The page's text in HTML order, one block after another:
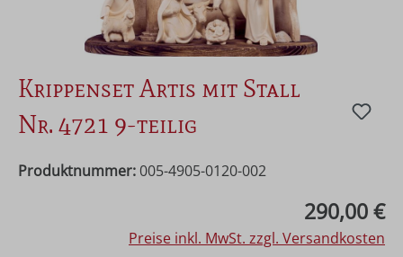
Krippenset Artis mit Stall
Nr. 4721 9-teilig
Produktnummer: 005-4905-0120-002
290,00 €
Preise inkl. MwSt. zzgl. Versandkosten